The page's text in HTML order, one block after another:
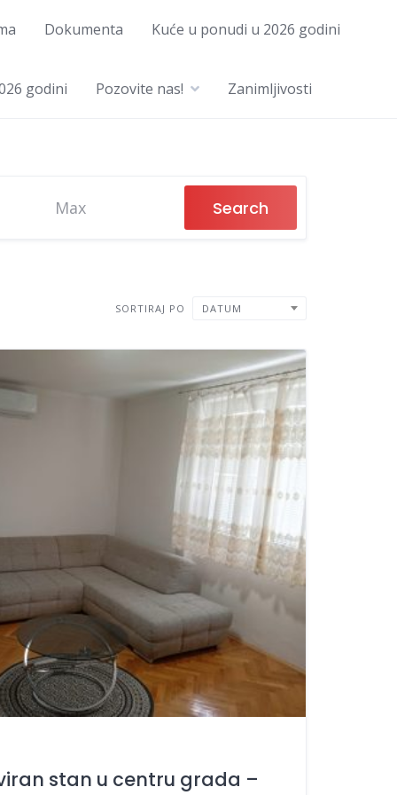
Dokumenta Kuće u ponudi u 2026 godini
godini Pozovite nas! Zanimljivosti
Search
SORTIRAJ PO DATUM
stan u centru grada –